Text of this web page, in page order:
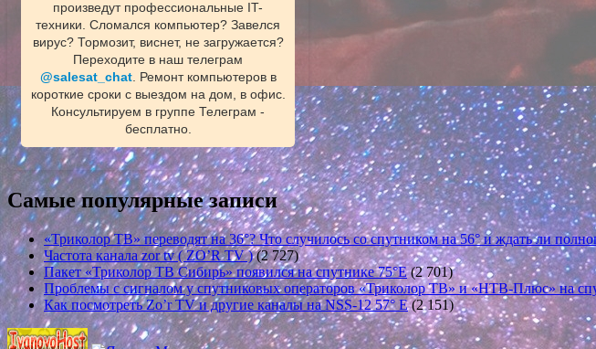
произведут профессиональные IT-
техники. Сломался компьютер? Завелся
вирус? Тормозит, виснет, не загружается?
Переходите в наш телеграм
@salesat_chat. Ремонт компьютеров в
короткие сроки с выездом на дом, в офис.
Консультируем в группе Телеграм -
бесплатно.
Самые популярные записи
«Триколор ТВ» переводят на 36°? Что случилось со спутником на 56° и ждать ли
Частота канала zor tv ( ZO’R TV ) (2 727)
Пакет «Триколор ТВ Сибирь» появился на спутнике 75°E (2 701)
Проблемы с сигналом у спутниковых операторов «Триколор ТВ» и «НТВ-Плюс» на
Как посмотреть Zo’r TV и другие каналы на NSS-12 57° E (2 151)